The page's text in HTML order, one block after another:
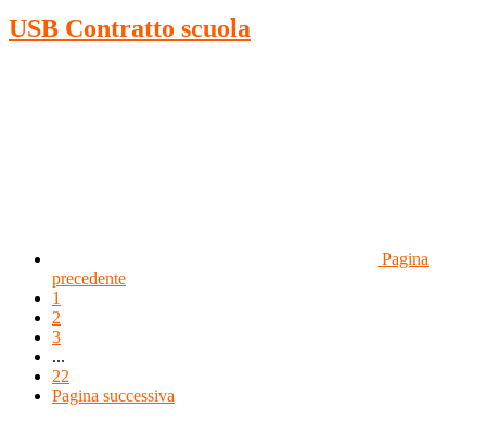
USB Contratto scuola
Pagina
precedente
1
2
3
...
22
Pagina successiva